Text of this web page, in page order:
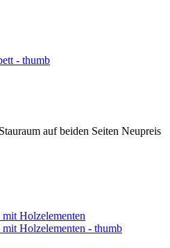
auf beiden Seiten Neupreis